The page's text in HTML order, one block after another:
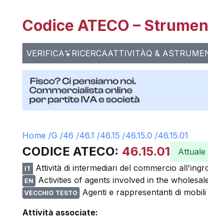
Codice ATECO –
VERIFICA RICERCAATTIVITÀQ & A
Home /G /46 /46.1 /46.15 /46.15.0 /46.15.01
CODICE ATECO: 46.15.01 Attuale
IT Attività di intermediari del commercio
EN Activities of agents involved in the
VECCHIO TESTO
Agenti e rappresentanti di
Attività associate: